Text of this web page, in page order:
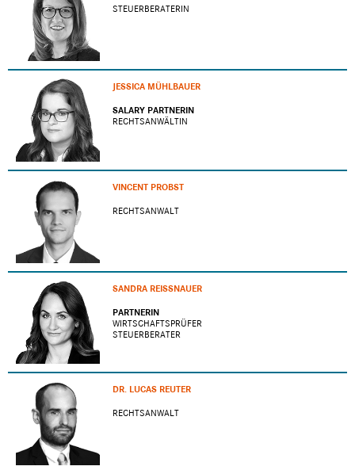
STEUERBERATERIN
JESSICA MÜHLBAUER
SALARY PARTNERIN
RECHTSANWÄLTIN
VINCENT PROBST
RECHTSANWALT
SANDRA REISSNAUER
PARTNERIN
WIRTSCHAFTSPRÜFER
STEUERBERATER
DR. LUCAS REUTER
RECHTSANWALT